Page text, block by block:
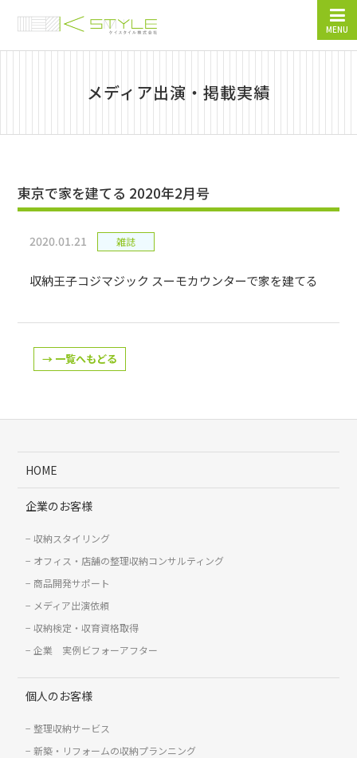
MENU
メディア出演・掲載実績
東京で家を建てる 2020年2月号
2020.01.21 雑誌
収納王子コジマジック スーモカウンターで家を建てる
→ 一覧へもどる
HOME
企業のお客様
収納スタイリング
オフィス・店舗の整理収納コンサルティング
商品開発サポート
メディア出演依頼
収納検定・収育資格取得
企業 実例ビフォーアフター
個人のお客様
整理収納サービス
新築・リフォームの収納プランニング